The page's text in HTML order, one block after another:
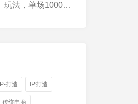
玩法，单场1000＋
IP-打造 IP打造
传统电商